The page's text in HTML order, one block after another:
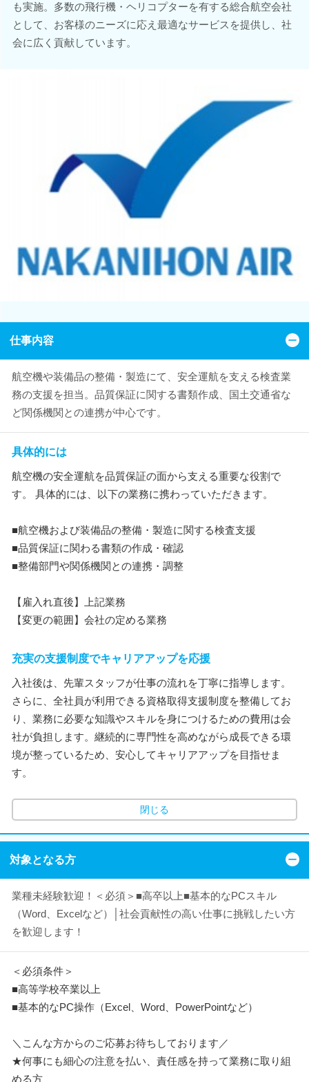
も実施。多数の飛行機・ヘリコプターを有する総合航空会社
として、お客様のニーズに応え最適なサービスを提供し、社
会に広く貢献しています。
仕事内容
航空機や装備品の整備・製造にて、安全運航を支える検査業
務の支援を担当。品質保証に関する書類作成、国土交通省な
ど関係機関との連携が中心です。
具体的には
航空機の安全運航を品質保証の面から支える重要な役割で
す。 具体的には、以下の業務に携わっていただきます。
■航空機および装備品の整備・製造に関する検査支援
■品質保証に関わる書類の作成・確認
■整備部門や関係機関との連携・調整
【雇入れ直後】上記業務
【変更の範囲】会社の定める業務
充実の支援制度でキャリアアップを応援
入社後は、先輩スタッフが仕事の流れを丁寧に指導します。
さらに、全社員が利用できる資格取得支援制度を整備してお
り、業務に必要な知識やスキルを身につけるための費用は会
社が負担します。継続的に専門性を高めながら成長できる環
境が整っているため、安心してキャリアアップを目指せま
す。
閉じる
対象となる方
業種未経験歓迎！＜必須＞■高卒以上■基本的なPCスキル
（Word、Excelなど）│社会貢献性の高い仕事に挑戦したい方
を歓迎します！
＜必須条件＞
■高等学校卒業以上
■基本的なPC操作（Excel、Word、PowerPointなど）
＼こんな方からのご応募お待ちしております／
★何事にも細心の注意を払い、責任感を持って業務に取り組
める方